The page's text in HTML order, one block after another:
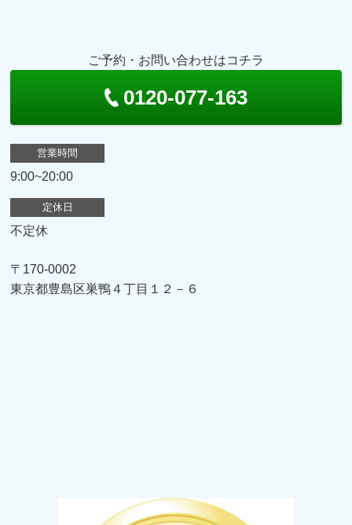
ご予約・お問い合わせはコチラ
0120-077-163
営業時間
9:00~20:00
定休日
不定休
〒170-0002
東京都豊島区巣鴨４丁目１２－６